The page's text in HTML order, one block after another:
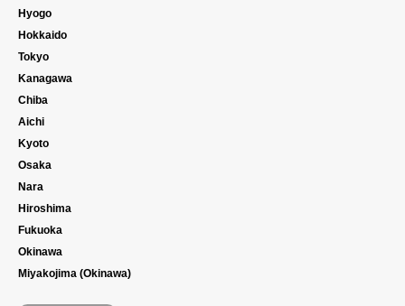
Hyogo
Hokkaido
Tokyo
Kanagawa
Chiba
Aichi
Kyoto
Osaka
Nara
Hiroshima
Fukuoka
Okinawa
Miyakojima (Okinawa)